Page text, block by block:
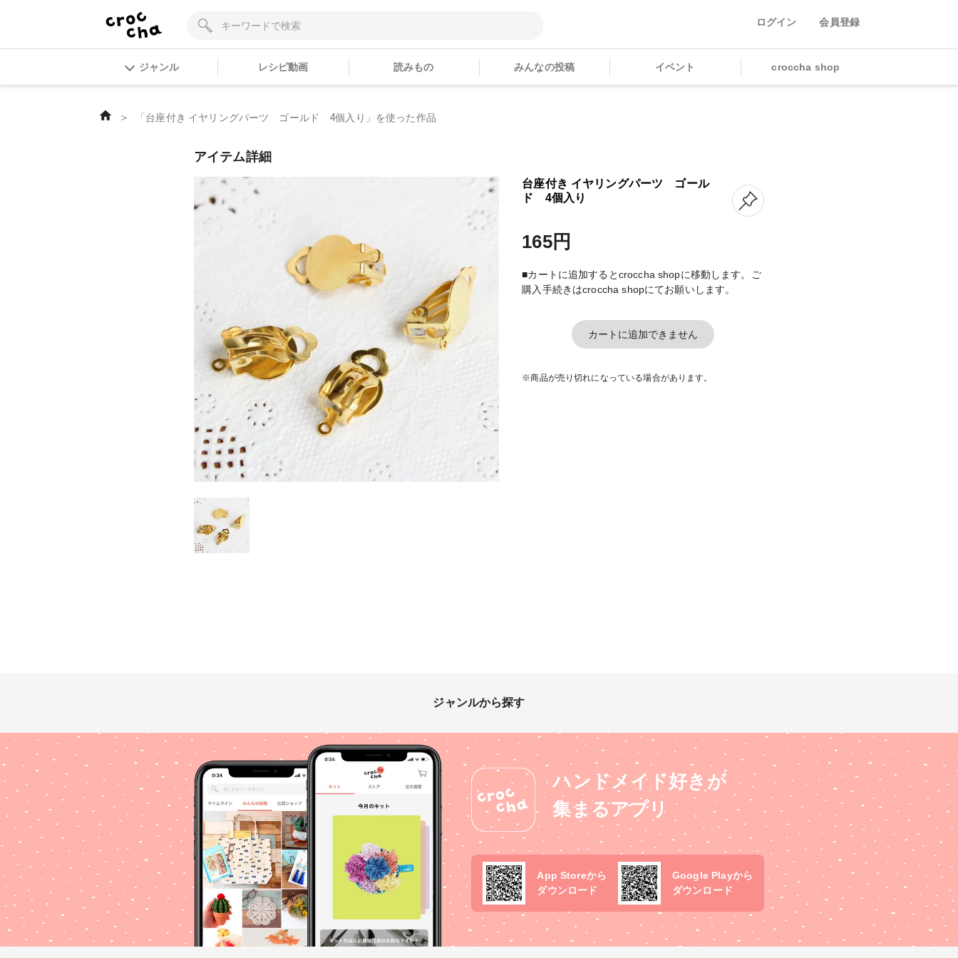
ログイン 会員登録
ジャンル レシピ動画 読みもの みんなの投稿 イベント croccha shop
＞ 「台座付き イヤリングパーツ ゴールド 4個入り」を使った作品
アイテム詳細
台座付き イヤリングパーツ ゴール
ド 4個入り
165円
■カートに追加するとcroccha shopに移動します。ご
購入手続きはcroccha shopにてお願いします。
カートに追加できません
※商品が売り切れになっている場合があります。
ジャンルから探す
ハンドメイド好きが
集まるアプリ
App Storeから
ダウンロード
Google Playから
ダウンロード